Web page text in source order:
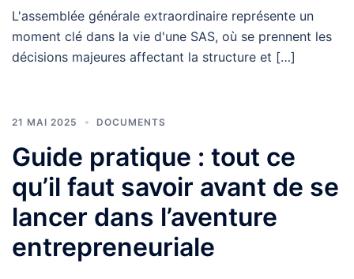
L'assemblée générale extraordinaire représente un
moment clé dans la vie d'une SAS, où se prennent les
décisions majeures affectant la structure et […]
21 MAI 2025 DOCUMENTS
Guide pratique : tout ce
qu’il faut savoir avant de se
lancer dans l’aventure
entrepreneuriale